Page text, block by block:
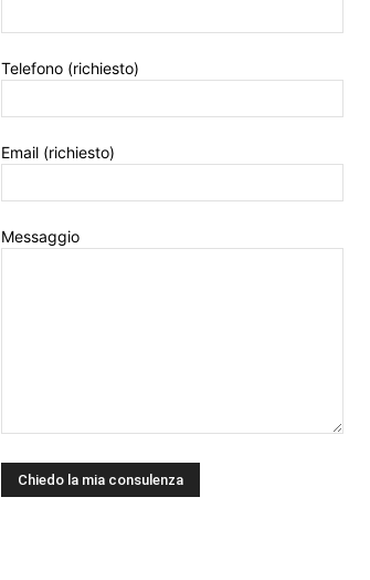
Telefono (richiesto)
Email (richiesto)
Messaggio